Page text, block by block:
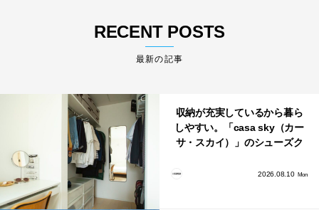
RECENT POSTS
最新の記事
収納が充実しているから暮ら
しやすい。「casa sky（カー
サ・スカイ）」のシューズク
ゼット活用術2026.08.10 Mon